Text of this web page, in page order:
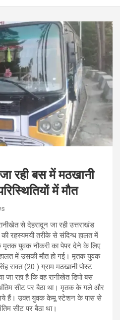
रही बस में मठखानी
में मौत
से देहरादून जा रही उत्तराखंड
रहस्यमयी तरीके से संदिग्ध हालत में
मृतक युवक नौकरी का पेपर देने के लिए
हालत में उसकी मौत हो गई। मृतक युवक
रावत (20 ) ग्राम मठखानी पोस्ट
रहा है कि वह रानीखेत डिपो बस
सीट पर बैठा था। मृतक के गले और
हैं। उक्त युवक केमू स्टेशन के पास से
सीट पर बैठा था।